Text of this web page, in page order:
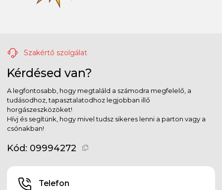
Szakértő szolgálat
Kérdésed van?
A legfontosabb, hogy megtaláld a számodra megfelelő, a
tudásodhoz, tapasztalatodhoz legjobban illő
horgászeszközöket!
Hívj és segítünk, hogy mivel tudsz sikeres lenni a parton vagy a
csónakban!
Kód: 09994272
Telefon